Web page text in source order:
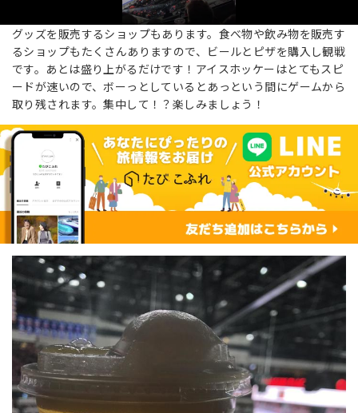
グッズを販売するショップもあります。食べ物や飲み物を販売す
るショップもたくさんありますので、ビールとピザを購入し観戦
です。あとは盛り上がるだけです！アイスホッケーはとてもスピ
ードが速いので、ボーっとしているとあっという間にゲームから
取り残されます。集中して！？楽しみましょう！